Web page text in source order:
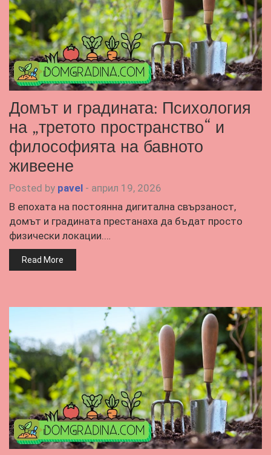
Домът и градината: Психология
на „третото пространство“ и
философията на бавното
живеене
Posted by pavel - април 19, 2026
В епохата на постоянна дигитална свързаност,
домът и градината престанаха да бъдат просто
физически локации.…
Read More